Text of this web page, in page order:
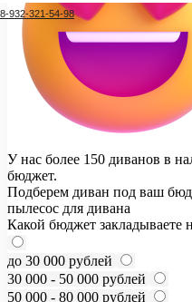
8-932-321-54-98
У нас более 150 диванов в
бюджет.
Подберем диван под ваш
пылесос для дивана
Какой бюджет закладываете
до 30 000 рублей
30 000 - 50 000 рублей
50 000 - 80 000 рублей